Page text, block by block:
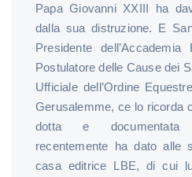
Papa Giovanni XXIII ha
dalla sua distruzione. E
Presidente
Postulatore delle Cause dei
Ufficiale dell’Ordine
Gerusalemme, ce lo ricorda
dotta e documentata
recentemente ha dato alle
casa editrice LBE, di cui